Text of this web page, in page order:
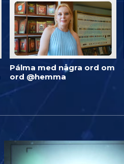
Pálma med några ord om
ord @hemma